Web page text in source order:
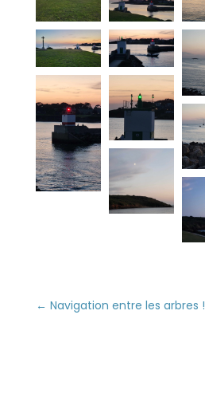
← Navigation entre les arbres !